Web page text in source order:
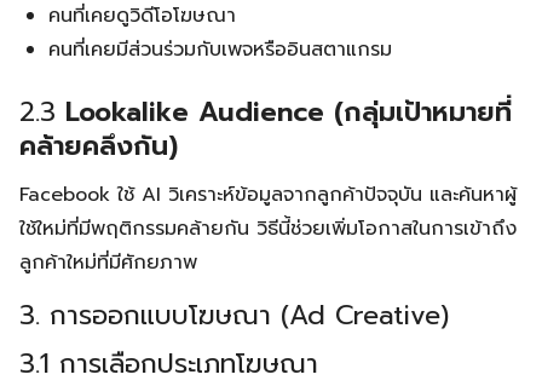
คนที่เคยดูวิดีโอโฆษณา
คนที่เคยมีส่วนร่วมกับเพจหรืออินสตาแกรม
2.3 Lookalike Audience (กลุ่มเป้าหมายที่
คล้ายคลึงกัน)
Facebook ใช้ AI วิเคราะห์ข้อมูลจากลูกค้าปัจจุบัน และค้นหาผู้
ใช้ใหม่ที่มีพฤติกรรมคล้ายกัน วิธีนี้ช่วยเพิ่มโอกาสในการเข้าถึง
ลูกค้าใหม่ที่มีศักยภาพ
3. การออกแบบโฆษณา (Ad Creative)
3.1 การเลือกประเภทโฆษณา